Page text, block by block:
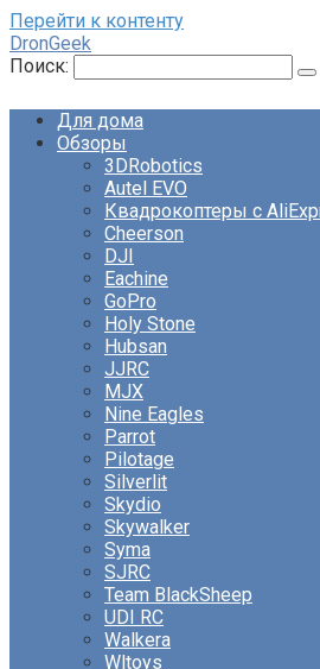
Перейти к контенту
DronGeek
Поиск:
Для дома
Обзоры
3DRobotics
Autel EVO
Квадрокоптеры с
Cheerson
DJI
Eachine
GoPro
Holy Stone
Hubsan
JJRC
MJX
Nine Eagles
Parrot
Pilotage
Silverlit
Skydio
Skywalker
Syma
SJRC
Team BlackSheep
UDI RC
Walkera
Wltoys